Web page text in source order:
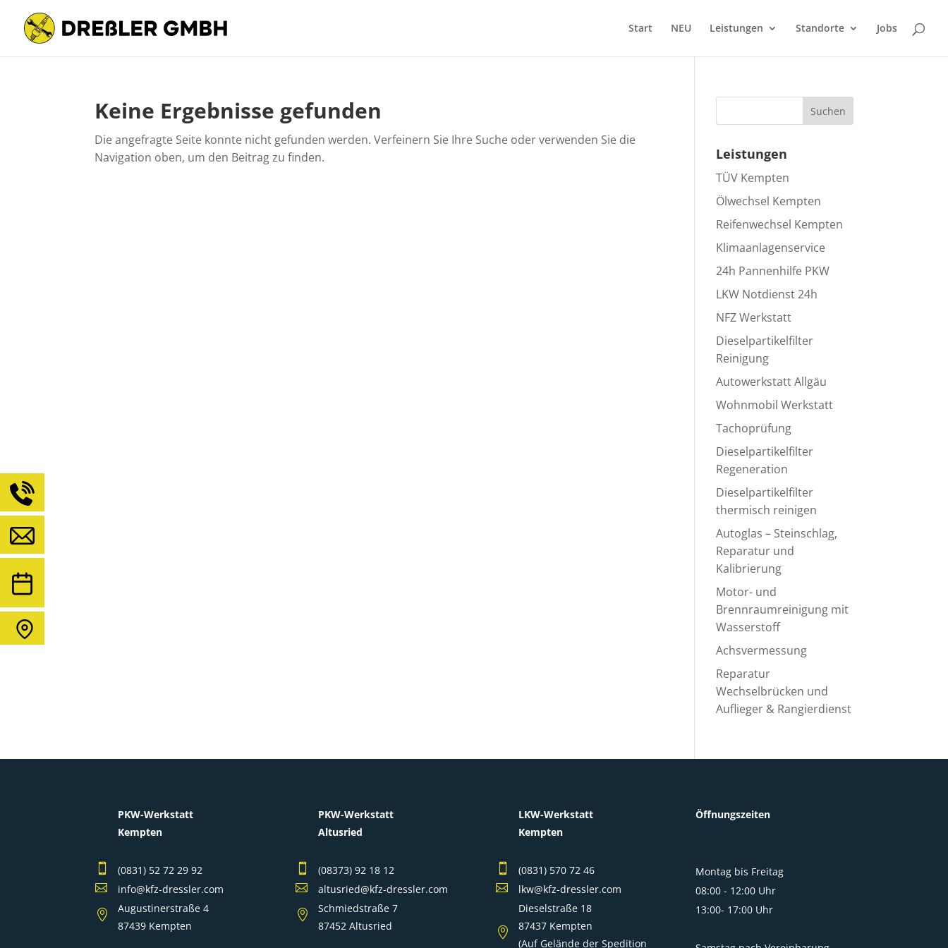
Start NEU Leistungen Standorte Jobs
Keine Ergebnisse gefunden
Die angefragte Seite konnte nicht gefunden werden. Verfeinern Sie Ihre Suche oder verwenden Sie die
Navigation oben, um den Beitrag zu finden.
Suchen
Leistungen
TÜV Kempten
Ölwechsel Kempten
Reifenwechsel Kempten
Klimaanlagenservice
24h Pannenhilfe PKW
LKW Notdienst 24h
NFZ Werkstatt
Dieselpartikelfilter
Reinigung
Autowerkstatt Allgäu
Wohnmobil Werkstatt
Tachoprüfung
Dieselpartikelfilter
Regeneration
Dieselpartikelfilter
thermisch reinigen
Autoglas – Steinschlag,
Reparatur und
Kalibrierung
Motor- und
Brennraumreinigung mit
Wasserstoff
Achsvermessung
Reparatur
Wechselbrücken und
Auflieger & Rangierdienst
PKW-Werkstatt
Kempten
 (0831) 52 72 29 92

info@kfz-dressler.com

Augustinerstraße 4
87439 Kempten
PKW-Werkstatt
Altusried
 (08373) 92 18 12

altusried@kfz-dressler.com

Schmiedstraße 7
87452 Altusried
LKW-Werkstatt
Kempten
 (0831) 570 72 46
 lkw@kfz-dressler.com

Dieselstraße 18
87437 Kempten
(Auf Gelände der Spedition
Öffnungszeiten
Montag bis Freitag
08:00 - 12:00 Uhr
13:00- 17:00 Uhr